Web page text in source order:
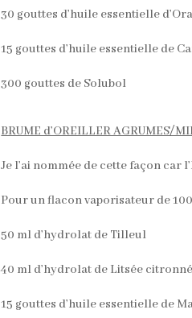
30 gouttes d’huile essentielle
15 gouttes d’huile essentielle de
300 gouttes de Solubol
BRUME d’OREILLER AGRUMES/
Je l’ai nommée de cette façon
Pour un flacon vaporisateur de
50 ml d’hydrolat de Tilleul
40 ml d’hydrolat de Litsée
15 gouttes d’huile essentielle de